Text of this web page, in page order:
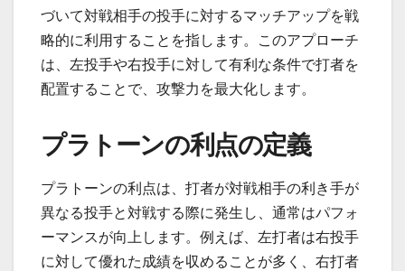
づいて対戦相手の投手に対するマッチアップを戦
略的に利用することを指します。このアプローチ
は、左投手や右投手に対して有利な条件で打者を
配置することで、攻撃力を最大化します。
プラトーンの利点の定義
プラトーンの利点は、打者が対戦相手の利き手が
異なる投手と対戦する際に発生し、通常はパフォ
ーマンスが向上します。例えば、左打者は右投手
に対して優れた成績を収めることが多く、右打者